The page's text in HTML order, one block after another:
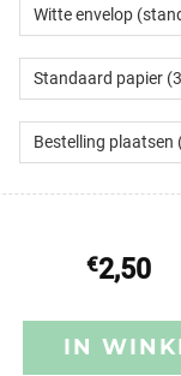
€2,50
IN